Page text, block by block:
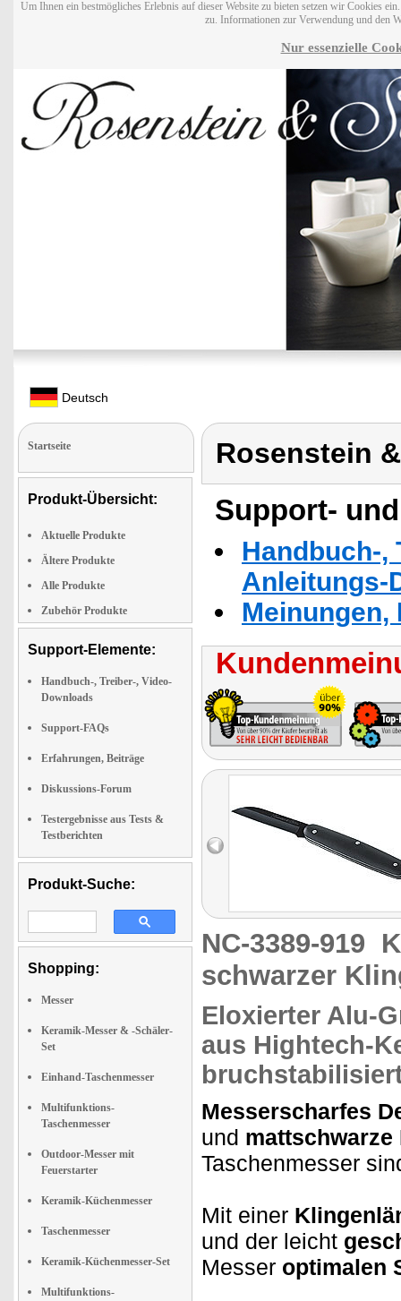
Um Ihnen ein bestmögliches Erlebnis auf dieser Website zu bieten setzen wir Cookies
zu. Informationen zur Verwendung und den
Nur essenzielle
Deutsch
Startseite
Produkt-Übersicht:
Aktuelle Produkte
Ältere Produkte
Alle Produkte
Zubehör Produkte
Support-Elemente:
Handbuch-, Treiber-, Video-
Downloads
Support-FAQs
Erfahrungen, Beiträge
Diskussions-Forum
Testergebnisse aus Tests &
Testberichten
Produkt-Suche:
Shopping:
Messer
Keramik-Messer & -Schäler-
Set
Einhand-Taschenmesser
Multifunktions-
Taschenmesser
Outdoor-Messer mit
Feuerstarter
Keramik-Küchenmesser
Taschenmesser
Keramik-Küchenmesser-Set
Multifunktions-
Rosenstein
Support-
Handbuch-,
Anleitungs-
NC-3389-919
schwarzer
Eloxierter Alu-
aus Hightech-
Messerscharfes
und
Taschenmesser
Mit einer
und der leicht
Messer optimalen